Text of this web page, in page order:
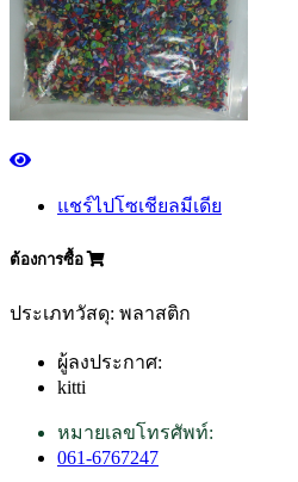
แชร์ไปโซเชียลมีเดีย
ต้องการซื้อ
ประเภทวัสดุ: พลาสติก
ผู้ลงประกาศ:
kitti
หมายเลขโทรศัพท์:
061-6767247